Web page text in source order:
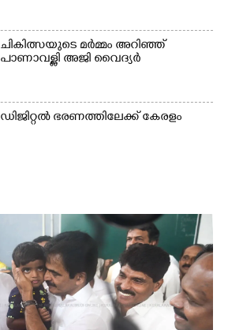
ചികിത്സയുടെ മർമ്മം അറിഞ്ഞ്
പാണാവള്ളി അജി വൈദ്യർ
ഡിജിറ്റൽ ഭരണത്തിലേക്ക് കേരളം